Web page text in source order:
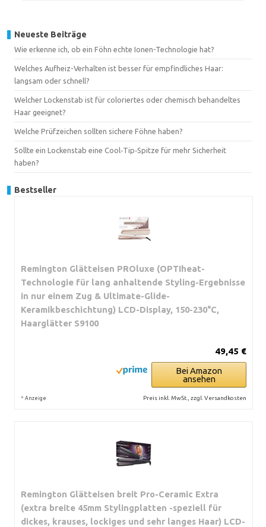
Neueste Beiträge
Wie erkenne ich, ob ein Föhn echte Ionen-Technologie hat?
Welches Aufheiz-Verhalten ist besser für empfindliches Haar:
langsam oder schnell?
Welcher Lockenstab ist für coloriertes oder chemisch behandeltes
Haar geeignet?
Welche Prüfzeichen sollten sichere Föhne haben?
Sollte ein Lockenstab eine Cool‑Tip‑Spitze für mehr Sicherheit
haben?
Bestseller
Remington Glätteisen PROluxe (OPTIheat-
Technologie für lang anhaltende Styling-Ergebnisse
in nur einem Zug & Ultimate-Glide-
Keramikbeschichtung) LCD-Display, 150-230°C,
Haarglätter S9100
49,45 €
Bei Amazon
ansehen
* Anzeige Preis inkl. MwSt., zzgl. Versandkosten
Remington Glätteisen breit Pro-Ceramic Extra
(extra breite 45mm Stylingplatten -speziell für
dickes, krauses, lockiges und sehr langes Haar) LCD-